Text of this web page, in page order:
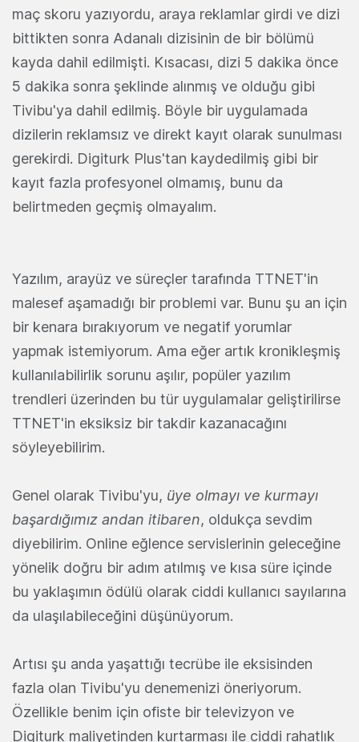
maç skoru yazıyordu, araya reklamlar girdi ve dizi
bittikten sonra Adanalı dizisinin de bir bölümü
kayda dahil edilmişti. Kısacası, dizi 5 dakika önce
5 dakika sonra şeklinde alınmış ve olduğu gibi
Tivibu'ya dahil edilmiş. Böyle bir uygulamada
dizilerin reklamsız ve direkt kayıt olarak sunulması
gerekirdi. Digiturk Plus'tan kaydedilmiş gibi bir
kayıt fazla profesyonel olmamış, bunu da
belirtmeden geçmiş olmayalım.
Yazılım, arayüz ve süreçler tarafında TTNET'in
malesef aşamadığı bir problemi var. Bunu şu an için
bir kenara bırakıyorum ve negatif yorumlar
yapmak istemiyorum. Ama eğer artık kronikleşmiş
kullanılabilirlik sorunu aşılır, popüler yazılım
trendleri üzerinden bu tür uygulamalar geliştirilirse
TTNET'in eksiksiz bir takdir kazanacağını
söyleyebilirim.
Genel olarak Tivibu'yu, üye olmayı ve kurmayı
başardığımız andan itibaren, oldukça sevdim
diyebilirim. Online eğlence servislerinin geleceğine
yönelik doğru bir adım atılmış ve kısa süre içinde
bu yaklaşımın ödülü olarak ciddi kullanıcı sayılarına
da ulaşılabileceğini düşünüyorum.
Artısı şu anda yaşattığı tecrübe ile eksisinden
fazla olan Tivibu'yu denemenizi öneriyorum.
Özellikle benim için ofiste bir televizyon ve
Digiturk maliyetinden kurtarması ile ciddi rahatlık